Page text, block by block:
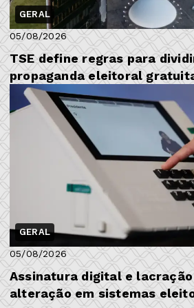
GERAL
05/08/2026
TSE define regras para
propaganda eleitoral
GERAL
05/08/2026
Assinatura digital e
alteração em sistemas